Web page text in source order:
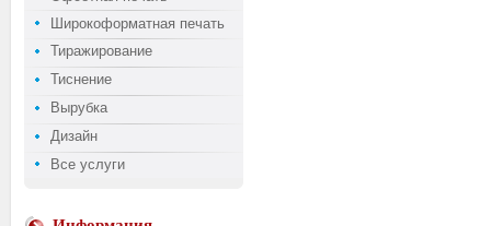
Широкоформатная печать
Тиражирование
Тиснение
Вырубка
Дизайн
Все услуги